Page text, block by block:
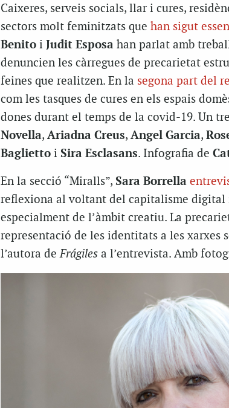
Caixeres, serveis socials, llar i cures,
sectors molt feminitzats que han sigut
Benitoi Judit Esposahan parlat amb
denuncien les càrregues de precarietat
feines que realitzen. En la segona part del
com les tasques de cures en els espais
dones durant el temps de la covid-19. Un
Novella, Ariadna Creus, Angel Garcia,
Bagliettoi Sira Esclasans. Infografia de
En la secció “Miralls”, Sara Borrella
reflexiona al voltant del capitalisme digital
especialment de l’àmbit creatiu. La
representació de les identitats a les xarxes
l’autora deFrágilesa l’entrevista. Amb